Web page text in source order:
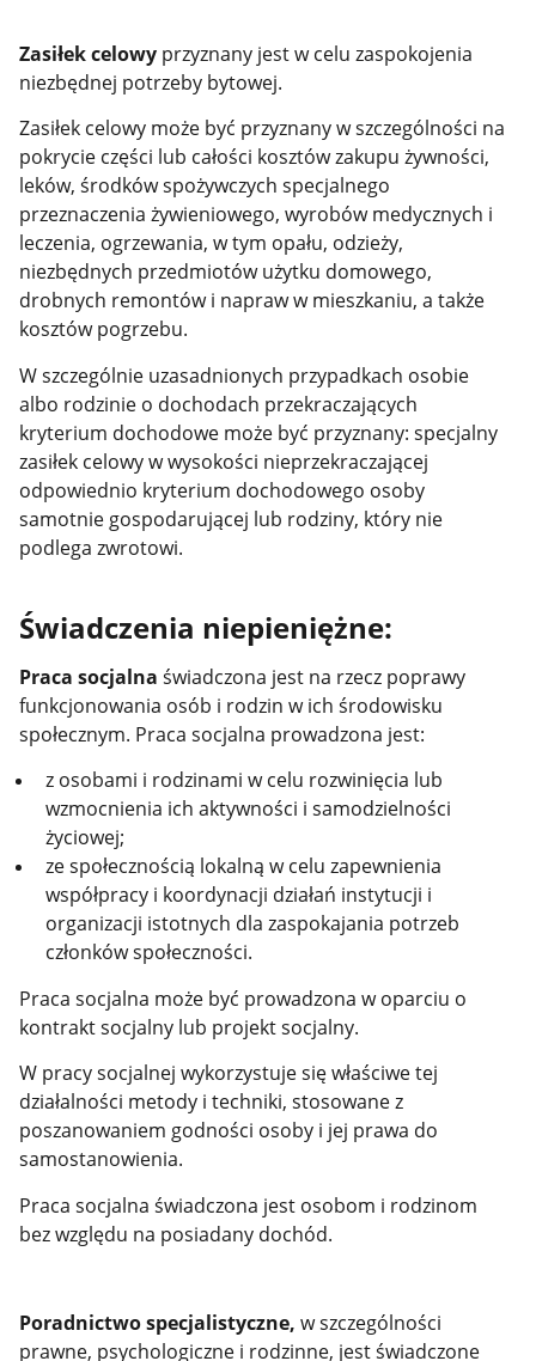
Zasiłek celowyprzyznany jest w celu zaspokojenia
niezbędnej potrzeby bytowej.
Zasiłek celowy może być przyznany w szczególności na
pokrycie części lub całości kosztów zakupu żywności,
leków, środków spożywczych specjalnego
przeznaczenia żywieniowego, wyrobów medycznych i
leczenia, ogrzewania, w tym opału, odzieży,
niezbędnych przedmiotów użytku domowego,
drobnych remontów i napraw w mieszkaniu, a także
kosztów pogrzebu.
W szczególnie uzasadnionych przypadkach osobie
albo rodzinie o dochodach przekraczających
kryterium dochodowe może być przyznany: specjalny
zasiłek celowy w wysokości nieprzekraczającej
odpowiednio kryterium dochodowego osoby
samotnie gospodarującej lub rodziny, który nie
podlega zwrotowi.
Świadczenia niepieniężne:
Praca socjalna świadczona jest na rzecz poprawy
funkcjonowania osób i rodzin w ich środowisku
społecznym. Praca socjalna prowadzona jest:
z osobami i rodzinami w celu rozwinięcia lub
wzmocnienia ich aktywności i samodzielności
życiowej;
ze społecznością lokalną w celu zapewnienia
współpracy i koordynacji działań instytucji i
organizacji istotnych dla zaspokajania potrzeb
członków społeczności.
Praca socjalna może być prowadzona w oparciu o
kontrakt socjalny lub projekt socjalny.
W pracy socjalnej wykorzystuje się właściwe tej
działalności metody i techniki, stosowane z
poszanowaniem godności osoby i jej prawa do
samostanowienia.
Praca socjalna świadczona jest osobom i rodzinom
bez względu na posiadany dochód.
Poradnictwo specjalistyczne, w szczególności
prawne, psychologiczne i rodzinne, jest świadczone